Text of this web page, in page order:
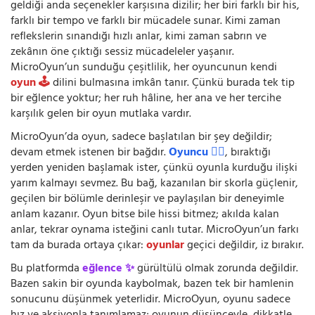
geldiği anda seçenekler karşısına dizilir; her biri farklı bir his,
farklı bir tempo ve farklı bir mücadele sunar. Kimi zaman
reflekslerin sınandığı hızlı anlar, kimi zaman sabrın ve
zekânın öne çıktığı sessiz mücadeleler yaşanır.
MicroOyun’un sunduğu çeşitlilik, her oyuncunun kendi
oyun 🕹️dilini bulmasına imkân tanır. Çünkü burada tek tip
bir eğlence yoktur; her ruh hâline, her ana ve her tercihe
karşılık gelen bir oyun mutlaka vardır.
MicroOyun’da oyun, sadece başlatılan bir şey değildir;
devam etmek istenen bir bağdır.Oyuncu 🧍‍♂️, bıraktığı
yerden yeniden başlamak ister, çünkü oyunla kurduğu ilişki
yarım kalmayı sevmez. Bu bağ, kazanılan bir skorla güçlenir,
geçilen bir bölümle derinleşir ve paylaşılan bir deneyimle
anlam kazanır. Oyun bitse bile hissi bitmez; akılda kalan
anlar, tekrar oynama isteğini canlı tutar. MicroOyun’un farkı
tam da burada ortaya çıkar:oyunlargeçici değildir, iz bırakır.
Bu platformdaeğlence ✨gürültülü olmak zorunda değildir.
Bazen sakin bir oyunda kaybolmak, bazen tek bir hamlenin
sonucunu düşünmek yeterlidir. MicroOyun, oyunu sadece